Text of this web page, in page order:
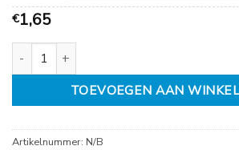
€1,65
Animonda Carny Rund Lam aantal
TOEVOEGEN AAN
Artikelnummer: N/B